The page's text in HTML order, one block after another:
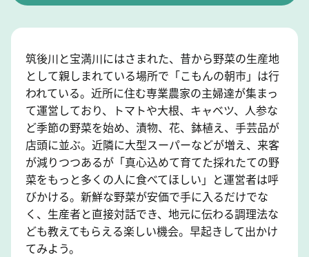
筑後川と宝満川にはさまれた、昔から野菜の生産地
として親しまれている場所で「こもんの朝市」は行
われている。近所に住む専業農家の主婦達が集まっ
て運営しており、トマトや大根、キャベツ、人参な
ど季節の野菜を始め、漬物、花、鉢植え、手芸品が
店頭に並ぶ。近隣に大型スーパーなどが増え、来客
が減りつつあるが「真心込めて育てた採れたての野
菜をもっと多くの人に食べてほしい」と運営者は呼
びかける。新鮮な野菜が安価で手に入るだけでな
く、生産者と直接対話でき、地元に伝わる調理法な
ども教えてもらえる楽しい機会。早起きして出かけ
てみよう。